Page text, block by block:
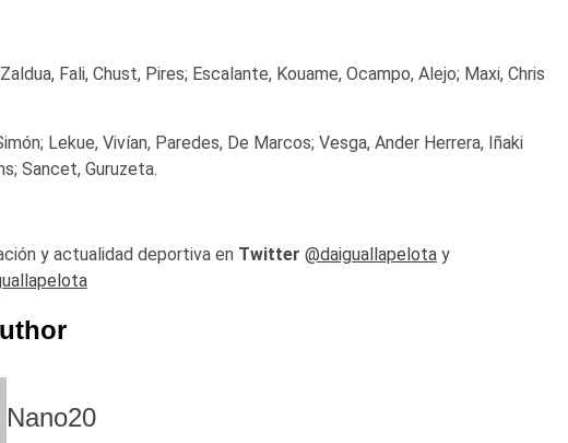
Fali, Chust, Pires; Escalante, Kouame, Ocampo, Alejo; Maxi, Chris
Lekue, Vivían, Paredes, De Marcos; Vesga, Ander Herrera, Iñaki
Sancet, Guruzeta.
y actualidad deportiva en Twitter @daiguallapelotay
Nano20